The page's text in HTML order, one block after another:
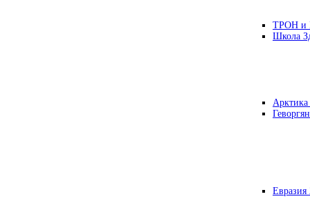
ТРОН и
Школа
Евразия